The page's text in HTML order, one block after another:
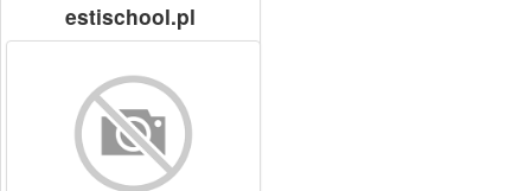
estischool.pl